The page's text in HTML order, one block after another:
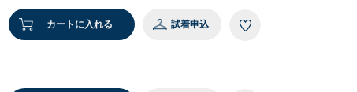
カートに入れる 試着申込